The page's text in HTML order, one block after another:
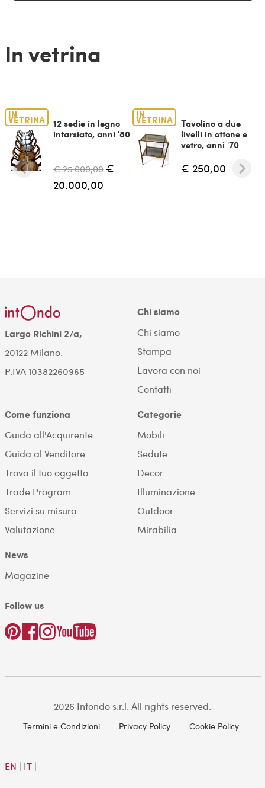
In vetrina
IN
VETRINA
12 sedie in legno
intarsiato, anni '80
€ 25.000,00 €
20.000,00
IN
VETRINA
Tavolino a due
livelli in ottone e
vetro, anni '70
€ 250,00
Largo Richini 2/a,
20122 Milano.
P.IVA 10382260965
Chi siamo
Chi siamo
Stampa
Lavora con noi
Contatti
Come funziona
Guida all'Acquirente
Guida al Venditore
Trova il tuo oggetto
Trade Program
Servizi su misura
Valutazione
Categorie
Mobili
Sedute
Decor
Illuminazione
Outdoor
Mirabilia
News
Magazine
Follow us
2026 Intondo s.r.l. All rights reserved.
Termini e Condizioni Privacy Policy Cookie Policy
EN | IT|